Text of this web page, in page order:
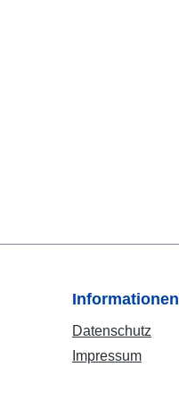
Informationen
Datenschutz
Impressum